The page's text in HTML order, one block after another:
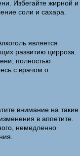
Избегайте жирной и
соли и сахара.
является
развитию цирроза.
полностью
с врачом о
внимание на такие
в аппетите.
немедленно